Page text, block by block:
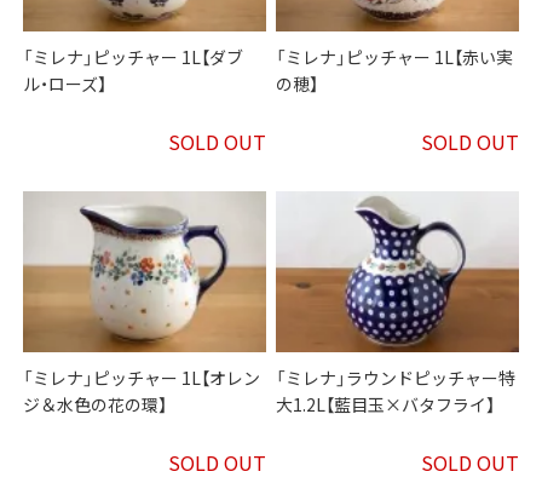
「ミレナ」ピッチャー 1L【ダブ
ル・ローズ】
SOLD OUT
「ミレナ」ピッチャー 1L【赤い実
の穂】
SOLD OUT
「ミレナ」ピッチャー 1L【オレン
ジ＆水色の花の環】
SOLD OUT
「ミレナ」ラウンドピッチャー特
大1.2L【藍目玉×バタフライ】
SOLD OUT